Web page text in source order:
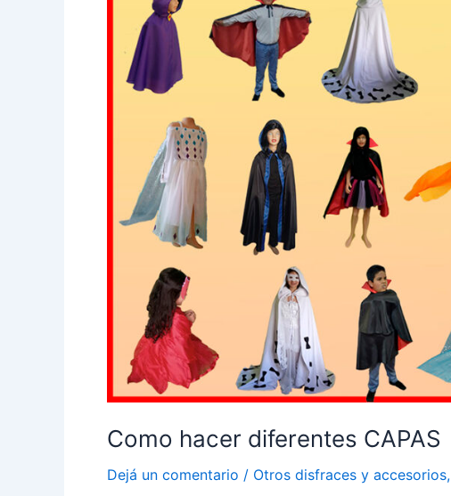
Como hacer diferentes CAPAS
Dejá un comentario / Otros disfraces y accesorios,